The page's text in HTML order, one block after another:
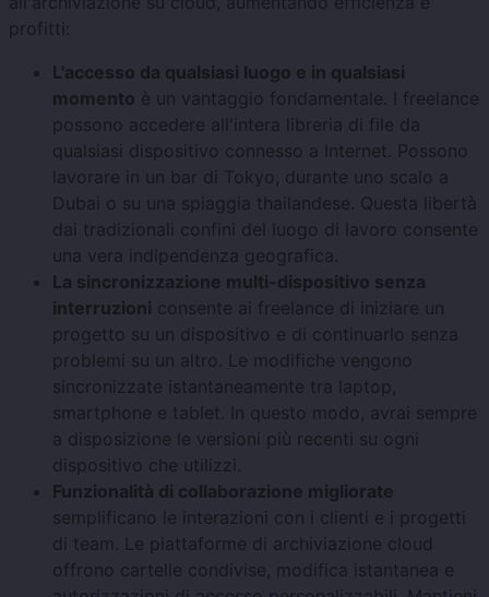
profitti:
L'accesso da qualsiasi luogo e in qualsiasi
momento è un vantaggio fondamentale. I freelance
possono accedere all'intera libreria di file da
qualsiasi dispositivo connesso a Internet. Possono
lavorare in un bar di Tokyo, durante uno scalo a
Dubai o su una spiaggia thailandese. Questa libertà
dai tradizionali confini del luogo di lavoro consente
una vera indipendenza geografica.
La sincronizzazione multi-dispositivo senza
interruzioni consente ai freelance di iniziare un
progetto su un dispositivo e di continuarlo senza
problemi su un altro. Le modifiche vengono
sincronizzate istantaneamente tra laptop,
smartphone e tablet. In questo modo, avrai sempre
a disposizione le versioni più recenti su ogni
dispositivo che utilizzi.
Funzionalità di collaborazione migliorate
semplificano le interazioni con i clienti e i progetti
di team. Le piattaforme di archiviazione cloud
offrono cartelle condivise, modifica istantanea e